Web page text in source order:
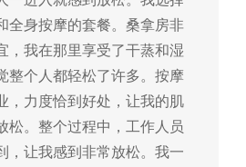
全身按摩的套餐。桑拿房非
，我在那里享受了干蒸和湿
整个人都轻松了许多。按摩
，力度恰到好处，让我的肌
松。整个过程中，工作人员
，让我感到非常放松。我一